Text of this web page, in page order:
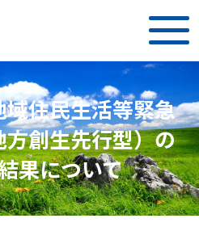
住民生活等緊急
創生先行型）の
果について